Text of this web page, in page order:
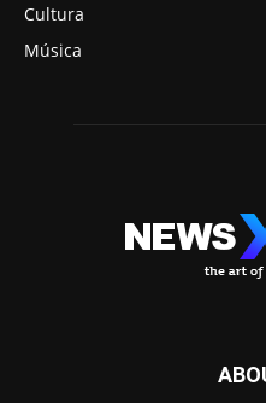
Cultura
Música